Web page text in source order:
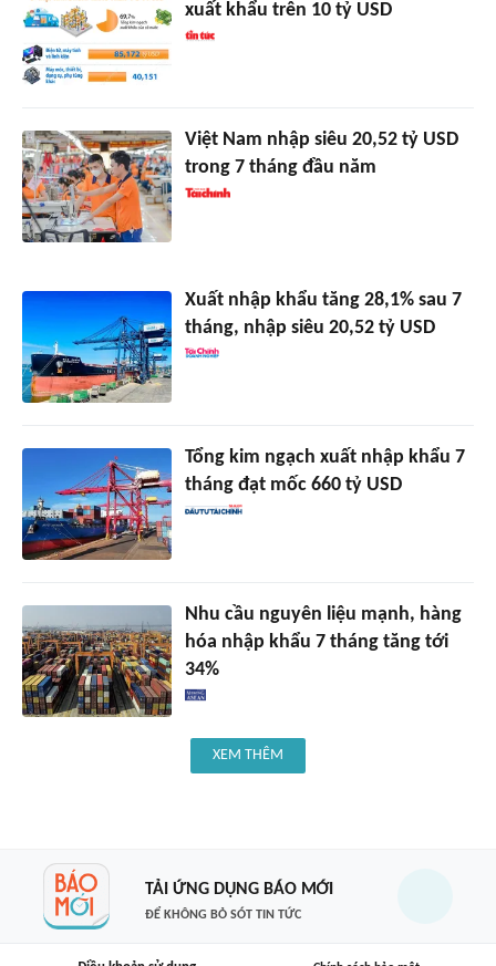
xuất khẩu trên 10 tỷ USD
Việt Nam nhập siêu 20,52 tỷ USD
trong 7 tháng đầu năm
Xuất nhập khẩu tăng 28,1% sau 7
tháng, nhập siêu 20,52 tỷ USD
Tổng kim ngạch xuất nhập khẩu 7
tháng đạt mốc 660 tỷ USD
Nhu cầu nguyên liệu mạnh, hàng
hóa nhập khẩu 7 tháng tăng tới
34%
XEM THÊM
TẢI ỨNG DỤNG BÁO MỚI
ĐỂ KHÔNG BỎ SÓT TIN TỨC